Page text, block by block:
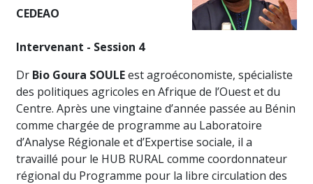
CEDEAO
Intervenant - Session 4
Dr Bio Goura SOULEest agroéconomiste, spécialiste
des politiques agricoles en Afrique de l’Ouest et du
Centre. Après une vingtaine d’année passée au Bénin
comme chargée de programme au Laboratoire
d’Analyse Régionale et d’Expertise sociale, il a
travaillé pour le HUB RURAL comme coordonnateur
régional du Programme pour la libre circulation des